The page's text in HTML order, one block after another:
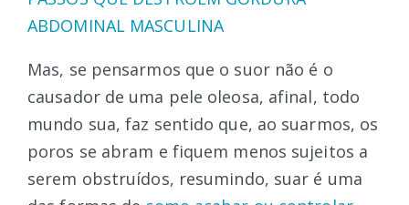
ABDOMINAL MASCULINA
Mas, se pensarmos que o suor não é o
causador de uma pele oleosa, afinal, todo
mundo sua, faz sentido que, ao suarmos, os
poros se abram e fiquem menos sujeitos a
serem obstruídos, resumindo, suar é uma